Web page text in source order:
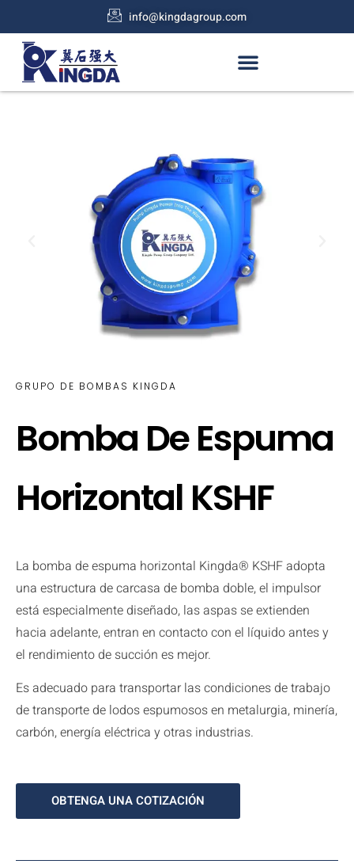
info@kingdagroup.com
GRUPO DE BOMBAS KINGDA
Bomba De Espuma
Horizontal KSHF
La bomba de espuma horizontal Kingda® KSHF adopta
una estructura de carcasa de bomba doble, el impulsor
está especialmente diseñado, las aspas se extienden
hacia adelante, entran en contacto con el líquido antes y
el rendimiento de succión es mejor.
Es adecuado para transportar las condiciones de trabajo
de transporte de lodos espumosos en metalurgia, minería,
carbón, energía eléctrica y otras industrias.
OBTENGA UNA COTIZACIÓN